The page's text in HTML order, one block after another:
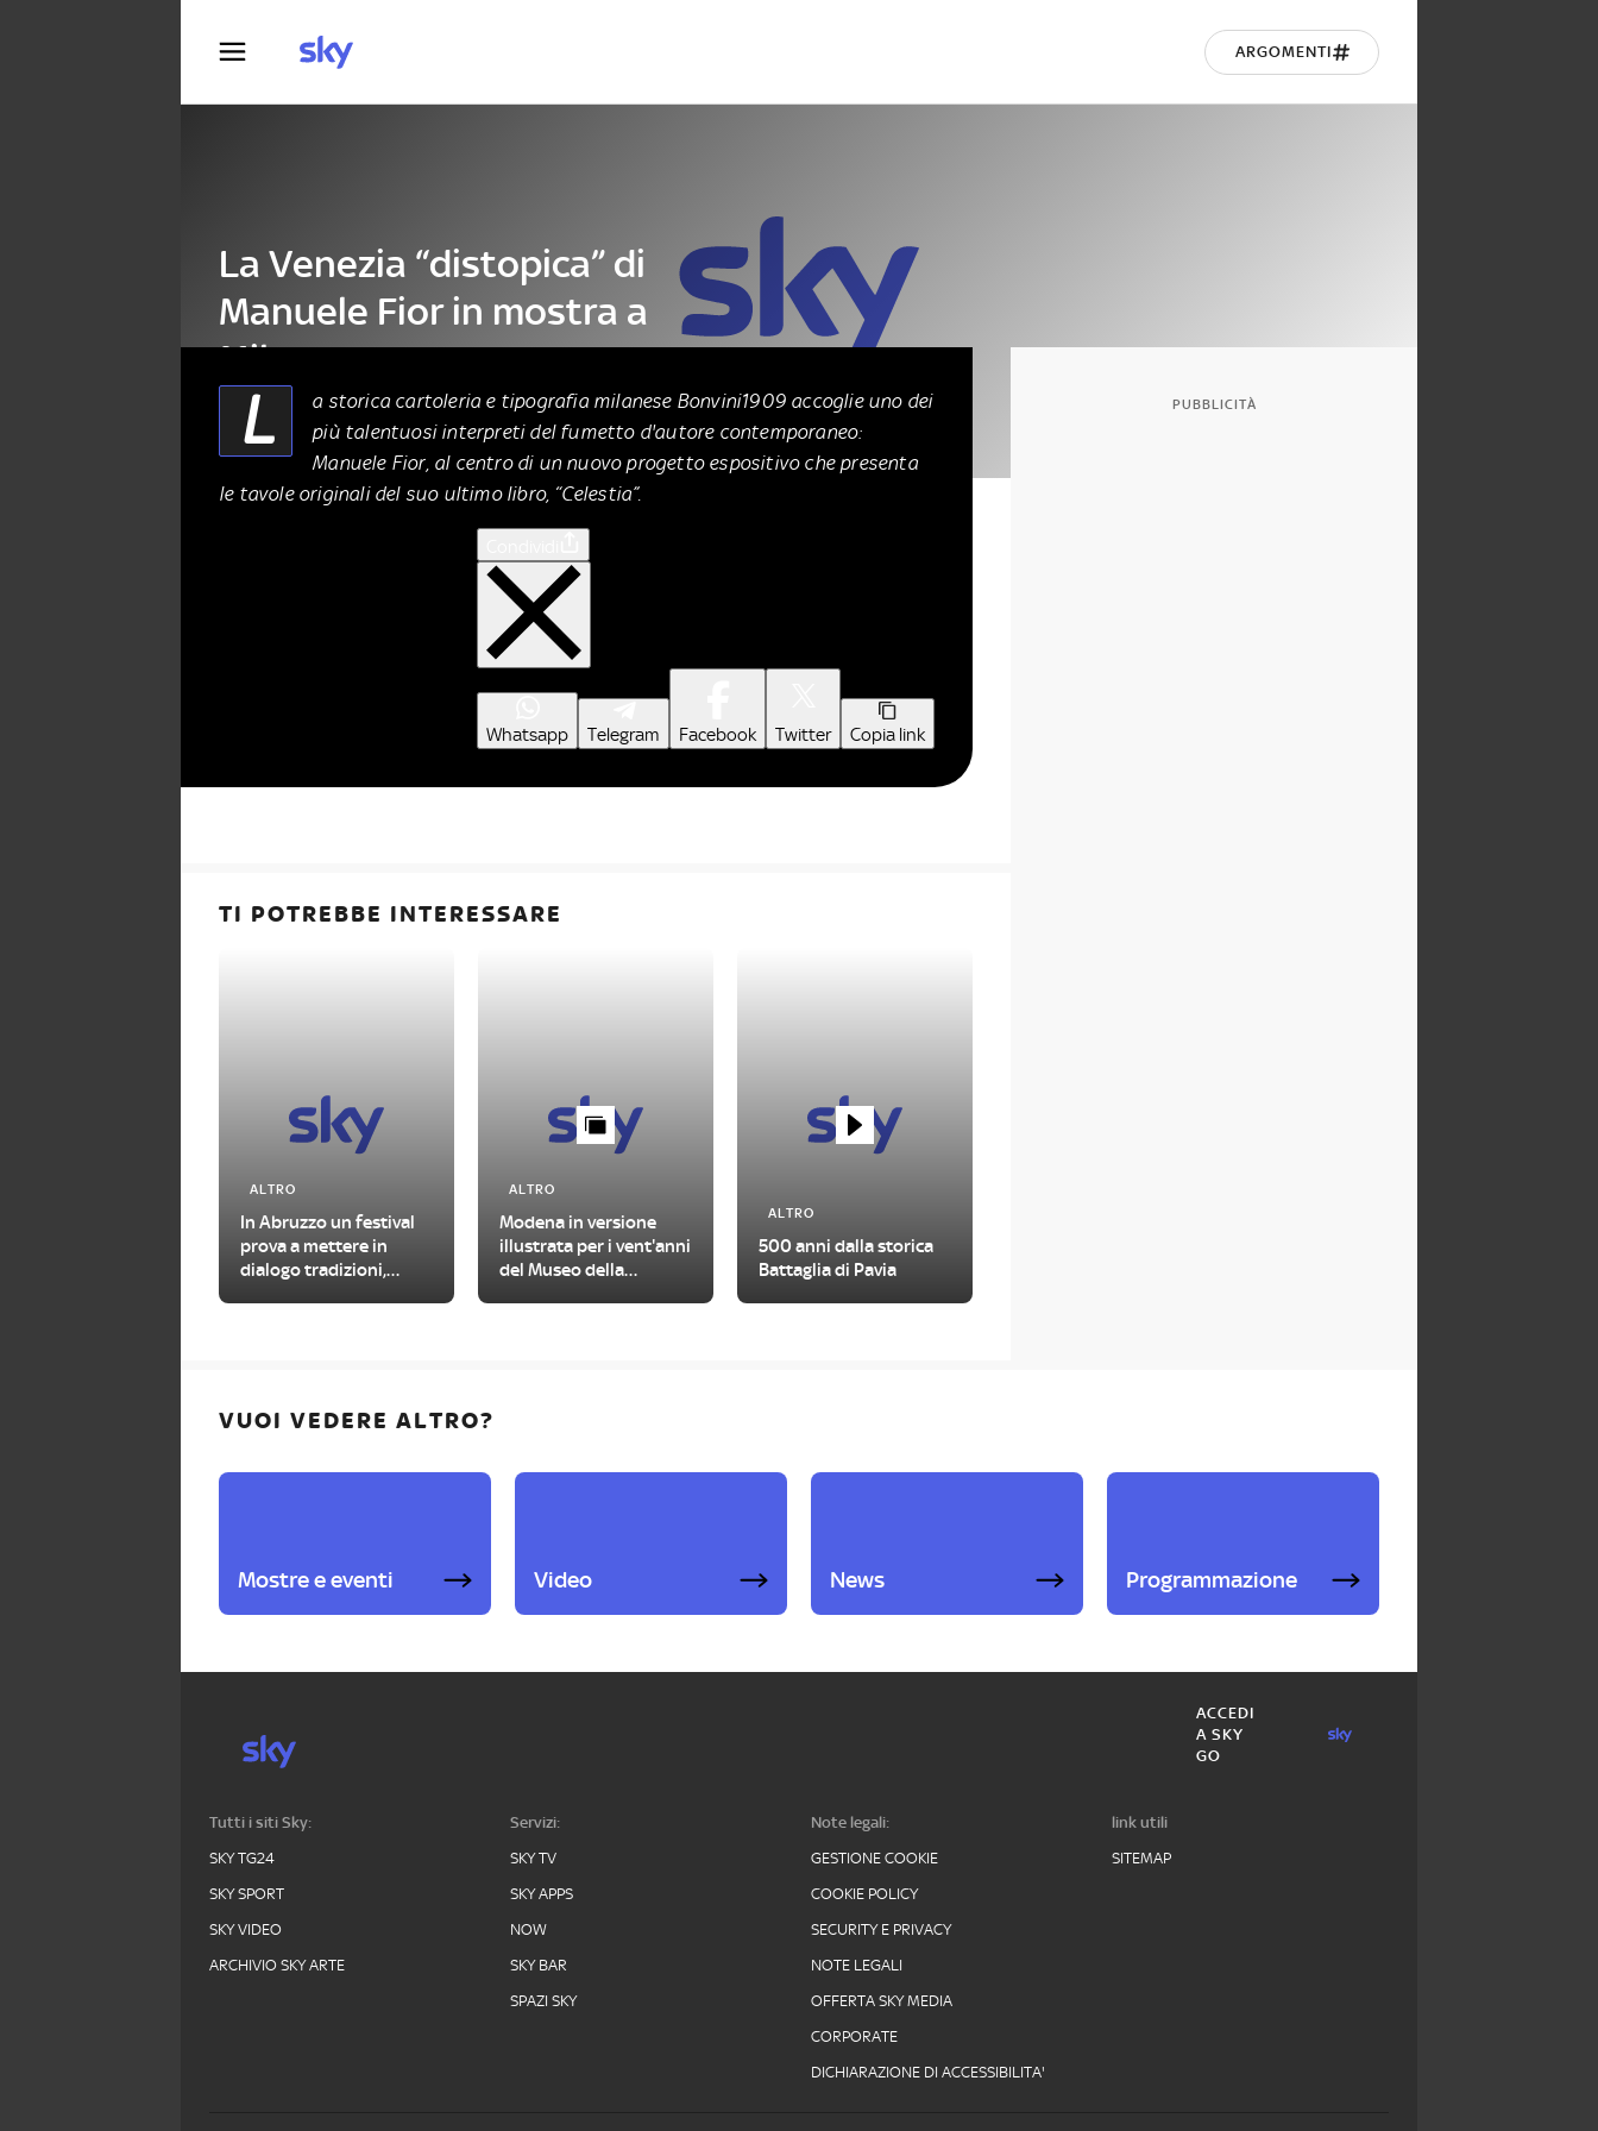
ARGOMENTI
La Venezia “distopica” di
Manuele Fior in mostra a
Milano
ALTRO 30 Settembre 2020
L
a storica cartoleria e tipografia milanese Bonvini1909 accoglie uno dei
più talentuosi interpreti del fumetto d'autore contemporaneo:
Manuele Fior, al centro di un nuovo progetto espositivo che presenta
le tavole originali del suo ultimo libro, “Celestia”.
Whatsapp Telegram Facebook Twitter Copia link
TI POTREBBE INTERESSARE
ALTRO
In Abruzzo un festival
prova a mettere in
dialogo tradizioni,
ALTRO
Modena in versione
illustrata per i vent'anni
del Museo della
ALTRO
500 anni dalla storica
Battaglia di Pavia
PUBBLICITÀ
VUOI VEDERE ALTRO?
Mostre e eventi Video News Programmazione
ACCEDI
A SKY
GO
Tutti i siti Sky:
SKY TG24
SKY SPORT
SKY VIDEO
ARCHIVIO SKY ARTE
Servizi:
SKY TV
SKY APPS
NOW
SKY BAR
SPAZI SKY
Note legali:
GESTIONE COOKIE
COOKIE POLICY
SECURITY E PRIVACY
NOTE LEGALI
OFFERTA SKY MEDIA
CORPORATE
DICHIARAZIONE DI ACCESSIBILITA'
link utili
SITEMAP